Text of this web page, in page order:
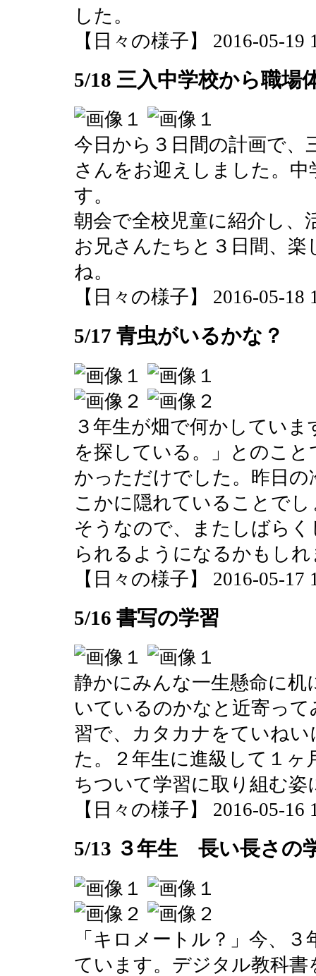
した。
【日々の様子】 2016-05-19
5/18 三入中学校から職場
今日から３日間の計画で、
さんをお迎えしました。
す。
朝会で全校児童に紹介し、
お兄さんたちと３日間、
ね。
【日々の様子】 2016-05-18
5/17 青虫がいるかな？
３年生が畑で何かしてい
を探している。」とのこ
かっただけでした。昨日
こかに隠れていることで
そうなので、またしばら
られるようになるかもし
【日々の様子】 2016-05-17
5/16 書写の学習
静かにみんな一生懸命に
いているのかなと近寄っ
習で、カタカナをていね
た。２年生に進級して１
ちついて学習に取り組む姿
【日々の様子】 2016-05-16
5/13 ３年生 長い長さの
「キロメートル？」今、
ています。デジタル教科